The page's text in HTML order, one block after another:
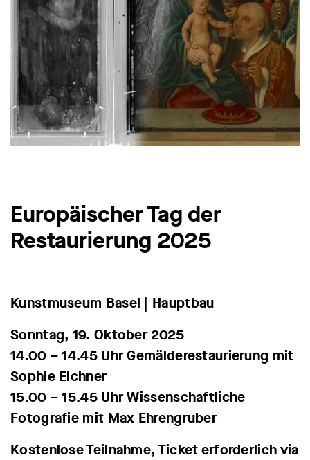
Europäischer Tag der
Restaurierung 2025
Kunstmuseum Basel | Hauptbau
Sonntag, 19. Oktober 2025
14.00 – 14.45 Uhr Gemälderestaurierung mit
Sophie Eichner
15.00 – 15.45 Uhr Wissenschaftliche
Fotografie mit Max Ehrengruber
Kostenlose Teilnahme, Ticket erforderlich via